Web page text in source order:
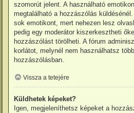
szomorút jelent. A használható
megtalálható a hozzászólás
sok emotikont, mert nehezen lesz
pedig egy moderátor kiszerkesztheti
hozzászólást törölheti. A fórum
korlátot, melynél nem használhatsz
hozzászólásban.
Vissza a tetejére
Küldhetek képeket?
Igen, megjeleníthetsz képeket a